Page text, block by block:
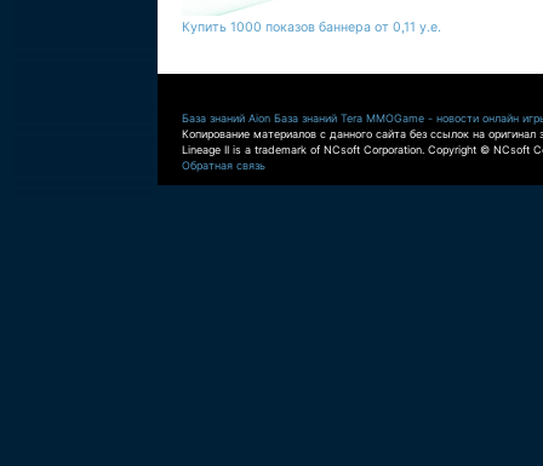
Купить 1000 показов баннера от 0,11 у.е.
База знаний Aion База знаний Tera MMOGame - новости онлайн
Копирование материалов с данного сайта без ссылок на оригинал
Lineage II is a trademark of NCsoft Corporation. Copyright © NCsoft
Обратная связь